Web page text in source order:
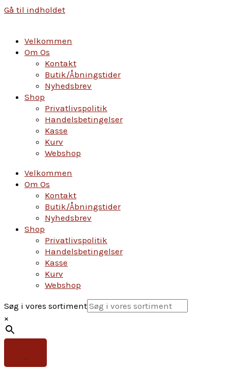
Gå til indholdet
Velkommen
Om Os
Kontakt
Butik/Åbningstider
Nyhedsbrev
Shop
Privatlivspolitik
Handelsbetingelser
Kasse
Kurv
Webshop
Velkommen
Om Os
Kontakt
Butik/Åbningstider
Nyhedsbrev
Shop
Privatlivspolitik
Handelsbetingelser
Kasse
Kurv
Webshop
Søg i vores sortiment
×